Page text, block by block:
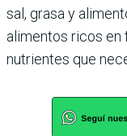
sal, grasa y
alimentos ricos en
nutrientes que